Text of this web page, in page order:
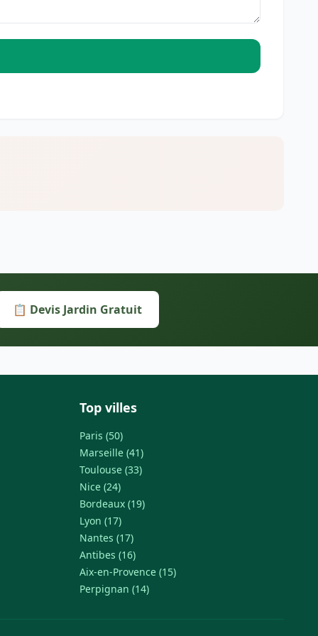
📋 Devis Jardin Gratuit
Top villes
Paris (50)
Marseille (41)
Toulouse (33)
Nice (24)
Bordeaux (19)
Lyon (17)
Nantes (17)
Antibes (16)
Aix-en-Provence (15)
Perpignan (14)